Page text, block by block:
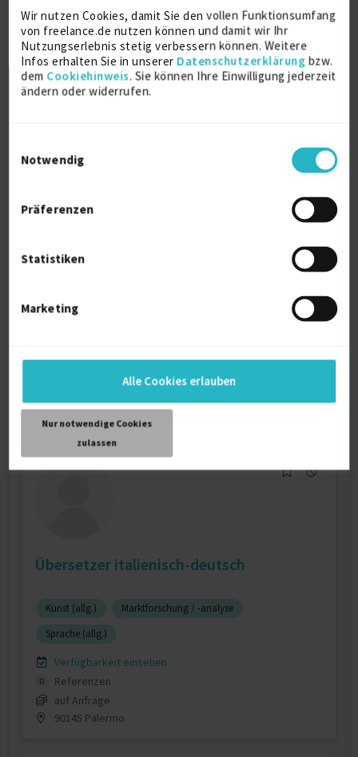
Wir nutzen Cookies, damit Sie den vollen Funktionsumfang
von freelance.de nutzen können und damit wir Ihr
Nutzungserlebnis stetig verbessern können. Weitere
Infos erhalten Sie in unserer Datenschutzerklärung bzw.
dem Cookiehinweis. Sie können Ihre Einwilligung jederzeit
ändern oder widerrufen.
Notwendig
Präferenzen
Statistiken
Marketing
Alle Cookies erlauben
Nur notwendige Cookies
zulassen
Übersetzerin Italienisch
Sprache (allg.) Übersetzungen
D-35041 Marburg
Uerbersetzerin Italienisch
47483 Misano Adriatico
Übersetzer italienisch-deutsch
Kunst (allg.)
Marktforschung / -analyse
Sprache (allg.)
Verfügbarkeit einsehen
0
Referenzen
auf Anfrage
90145 Palermo